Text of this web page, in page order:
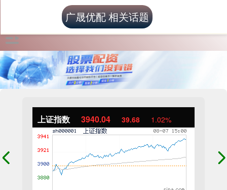
上证指数 3940.04 39.68 1.02%
广晟优配 相关话题